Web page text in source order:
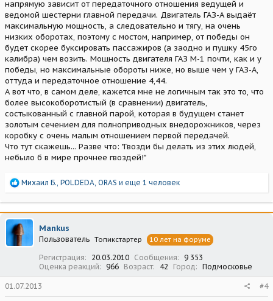
напрямую зависит от передаточного отношения ведущей и
ведомой шестерни главной передачи. Двигатель ГАЗ-А выдаёт
максимальную мощность, а следовательно и тягу, на очень
низких оборотах, поэтому с мостом, например, от победы он
будет скорее буксировать пассажиров (а заодно и пушку 45го
калибра) чем возить. Мощность двигателя ГАЗ М-1 почти, как и у
победы, но максимальные обороты ниже, но выше чем у ГАЗ-А,
оттуда и передаточное отношение 4,44.
А вот что, в самом деле, кажется мне не логичным так это то, что
более высокоборотистый (в сравнении) двигатель,
состыкованный с главной парой, которая в будущем станет
золотым сечением для полноприводных внедорожников, через
коробку с очень малым отношением первой передачей.
Что тут скажешь... Разве что: "Гвозди бы делать из этих людей,
небыло б в мире прочнее гвоздей!"
Р
а
к
ц
и
и
Михаил Б., POLDEDA, ORAS и еще 1 человек
Mankus
Пользователь Топикстартер 10 лет на форуме
Регистрация 20.03.2010 Сообщения
9 353
Оценка реакций
966 Возраст 42 Город Подмосковье
01.07.2013 #4